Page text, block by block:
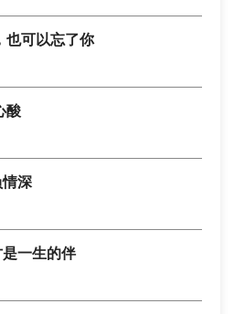
也可以忘了你
酸
深
一生的伴